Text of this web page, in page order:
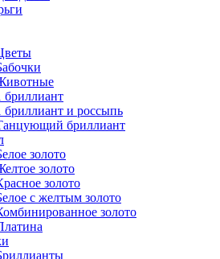
бриллиант
бриллиант и россыпь
бриллиант
золото
золото
золото
с желтым золото
золото